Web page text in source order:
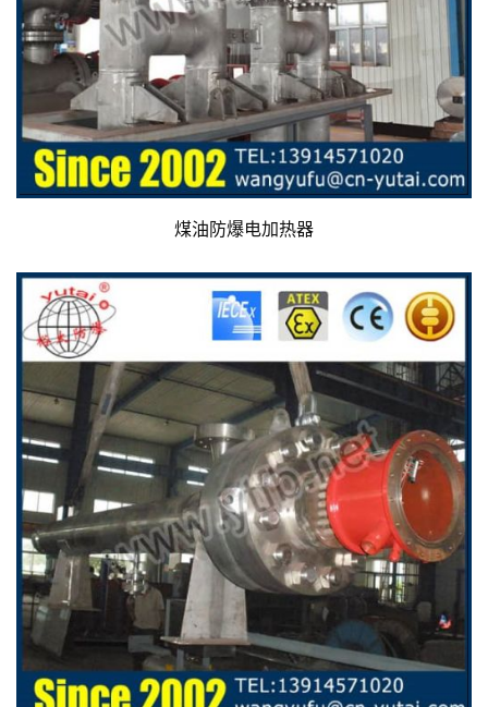
煤油防爆电加热器